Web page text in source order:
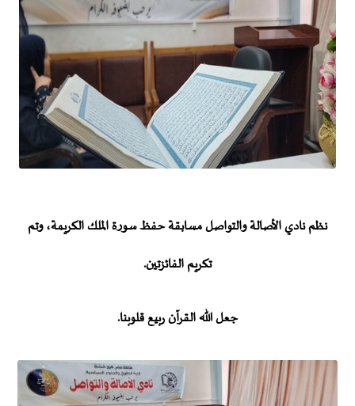
نظم نادي الأصالة والتواصل مسابقة حفظ سورة الملك الكريمة، وتم
تكريم الفائزتين.
جعل الله القرآن ربيع قلوبنا.